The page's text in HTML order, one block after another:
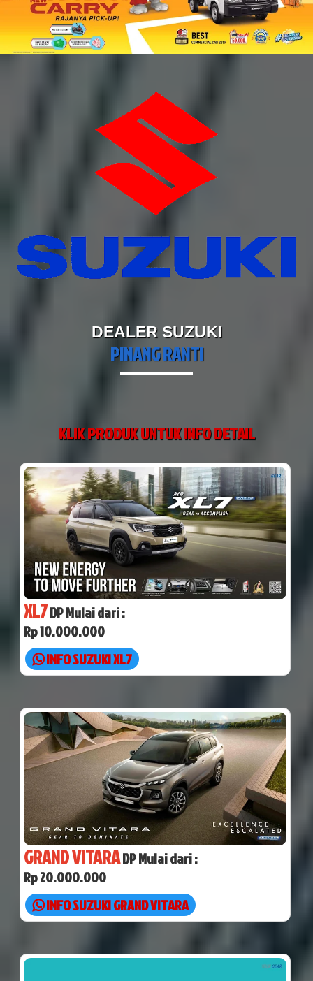
DEALER SUZUKI
PINANG RANTI
KLIK PRODUK UNTUK INFO DETAIL
XL7DP Mulai dari :
Rp 10.000.000
INFO SUZUKI XL7
GRAND VITARADP Mulai dari :
Rp 20.000.000
INFO SUZUKI GRAND VITARA